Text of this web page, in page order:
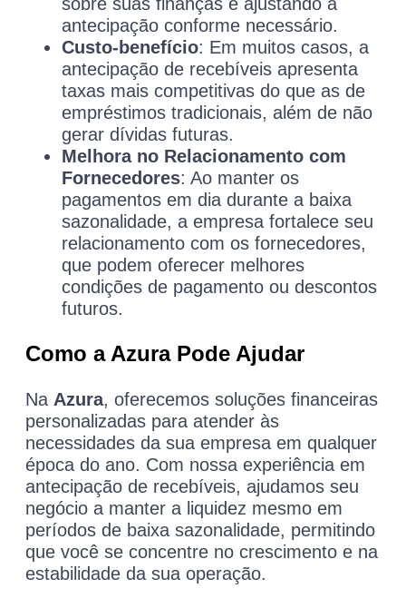
antecipação conforme necessário.
Custo-benefício: Em muitos casos, a
antecipação de recebíveis apresenta
taxas mais competitivas do que as de
empréstimos tradicionais, além de não
gerar dívidas futuras.
Melhora no Relacionamento com
Fornecedores: Ao manter os
pagamentos em dia durante a baixa
sazonalidade, a empresa fortalece seu
relacionamento com os fornecedores,
que podem oferecer melhores
condições de pagamento ou descontos
futuros.
Como a Azura Pode Ajudar
Na Azura, oferecemos soluções financeiras
personalizadas para atender às
necessidades da sua empresa em qualquer
época do ano. Com nossa experiência em
antecipação de recebíveis, ajudamos seu
negócio a manter a liquidez mesmo em
períodos de baixa sazonalidade, permitindo
que você se concentre no crescimento e na
estabilidade da sua operação.